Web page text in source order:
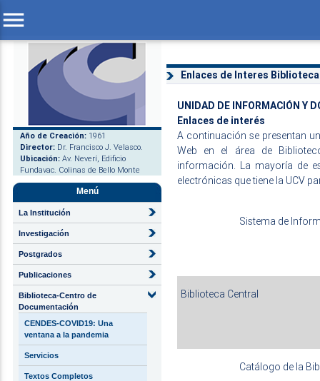
menu
Año de Creación: 1961
Director: Dr. Francisco J. Velasco.
Ubicación: Av. Neverí, Edificio
Fundavac. Colinas de Bello Monte
Menú
La Institución
Investigación
Postgrados
Publicaciones
Biblioteca-Centro de
Documentación
CENDES-COVID19: Una
ventana a la pandemia
Servicios
Textos Completos
Enlaces de Interes Biblioteca
UNIDAD DE INFORMACIÓN Y
Enlaces de interés
A continuación se presentan
Web en el área de
información. La mayoría de
electrónicas que tiene la UCV
Sistema de
Biblioteca Central
Catálogo de la